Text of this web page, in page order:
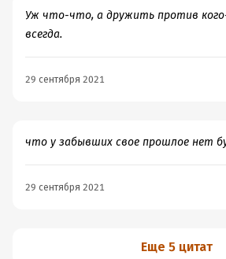
Уж что-что, а дружить против
всегда.
29 сентября 2021
что у забывших свое прошлое нет
29 сентября 2021
Еще 5 цитат